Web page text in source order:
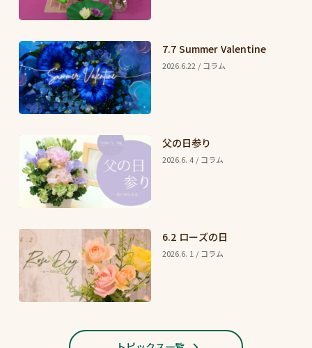
7.7 Summer Valentine
2026.6.22 / コラム
父の日参り
2026.6. 4 / コラム
6.2 ローズの日
2026.6. 1 / コラム